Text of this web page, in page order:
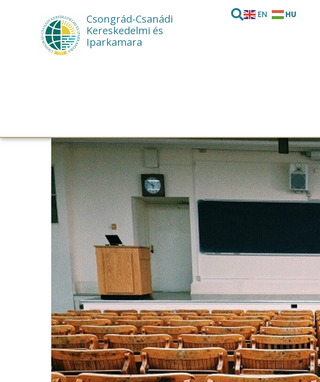
Csongrád-Csanádi
Kereskedelmi és
Iparkamara
EN HU